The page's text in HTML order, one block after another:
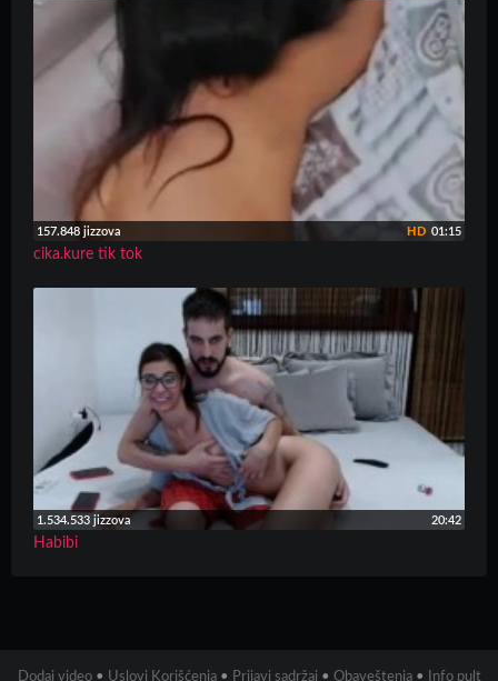
157.848 jizzova 01:15
HD
cika.kure tik tok
1.534.533 jizzova 20:42
Habibi
Dodaj video • Uslovi Korišćenja • Prijavi sadržaj • Obaveštenja • Info pult